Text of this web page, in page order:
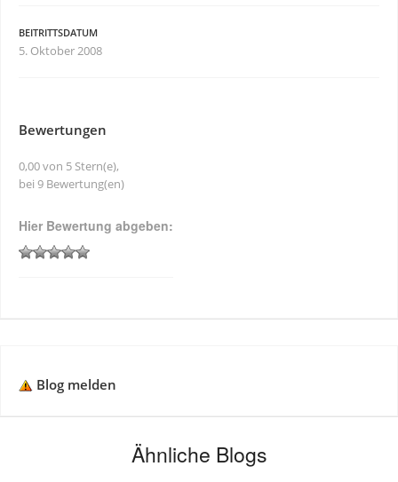
BEITRITTSDATUM
5. Oktober 2008
Bewertungen
0,00 von 5 Stern(e),
bei 9 Bewertung(en)
Hier Bewertung abgeben:
Blog melden
Ähnliche Blogs